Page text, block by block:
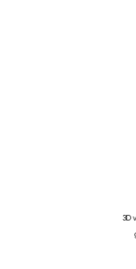
3D